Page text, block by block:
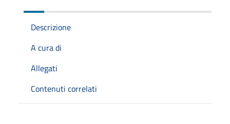
Descrizione
A cura di
Allegati
Contenuti correlati